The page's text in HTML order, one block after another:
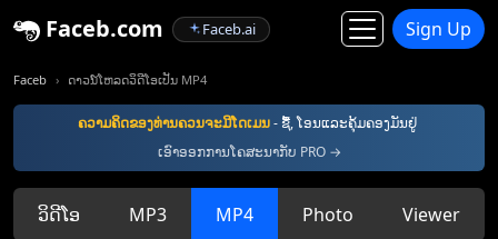
Faceb.com Faceb.ai Sign Up
Faceb ດາວນ໌ໂຫລດວິດີໂອເປັນ MP4
ຄວາມຄິດ​ຂອງທ່ານ​ຄວນ​ຈະ​ມີ​ໂດເມນ- ຊື້, ໂອນແລະຄຸ້ມຄອງມັນຢູ່
ເອົາອອກການໂຄສະນາກັບ PRO →
ວິດີໂອ MP3 MP4 Photo Viewer